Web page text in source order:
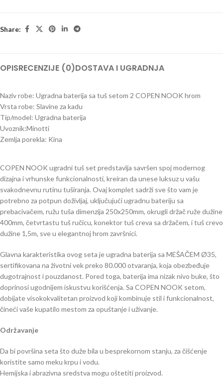
Share:
OPISRECENZIJE (0)DOSTAVA I UGRADNJA
Naziv robe: Ugradna baterija sa tuš setom 2 COPEN NOOK hrom
Vrsta robe: Slavine za kadu
Tip/model: Ugradna baterija
Uvoznik:Minotti
Zemlja porekla: Kina
COPEN NOOK ugradni tuš set predstavlja savršen spoj modernog
dizajna i vrhunske funkcionalnosti, kreiran da unese luksuz u vašu
svakodnevnu rutinu tuširanja. Ovaj komplet sadrži sve što vam je
potrebno za potpun doživljaj, uključujući ugradnu bateriju sa
prebacivačem, ružu tuša dimenzija 250x250mm, okrugli držač ruže dužine
400mm, četvrtastu tuš ručicu, konektor tuš creva sa držačem, i tuš crevo
dužine 1,5m, sve u elegantnoj hrom završnici.
Glavna karakteristika ovog seta je ugradna baterija sa MEŠAČEM Ø35,
sertifikovana na životni vek preko 80.000 otvaranja, koja obezbeđuje
dugotrajnost i pouzdanost. Pored toga, baterija ima nizak nivo buke, što
doprinosi ugodnijem iskustvu korišćenja. Sa COPEN NOOK setom,
dobijate visokokvalitetan proizvod koji kombinuje stil i funkcionalnost,
čineći vaše kupatilo mestom za opuštanje i uživanje.
Održavanje
Da bi površina seta što duže bila u besprekornom stanju, za čišćenje
koristite samo meku krpu i vodu.
Hemijska i abrazivna sredstva mogu oštetiti proizvod.